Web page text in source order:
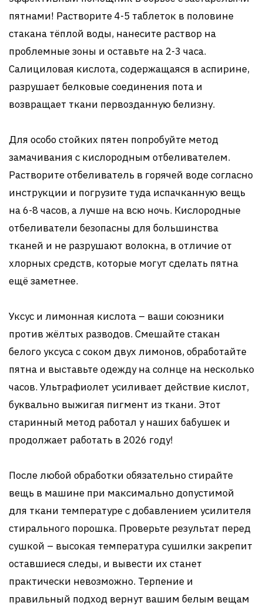
пятнами! Растворите 4-5 таблеток в половине
стакана тёплой воды, нанесите раствор на
проблемные зоны и оставьте на 2-3 часа.
Салициловая кислота, содержащаяся в аспирине,
разрушает белковые соединения пота и
возвращает ткани первозданную белизну.
Для особо стойких пятен попробуйте метод
замачивания с кислородным отбеливателем.
Растворите отбеливатель в горячей воде согласно
инструкции и погрузите туда испачканную вещь
на 6-8 часов, а лучше на всю ночь. Кислородные
отбеливатели безопасны для большинства
тканей и не разрушают волокна, в отличие от
хлорных средств, которые могут сделать пятна
ещё заметнее.
Уксус и лимонная кислота – ваши союзники
против жёлтых разводов. Смешайте стакан
белого уксуса с соком двух лимонов, обработайте
пятна и выставьте одежду на солнце на несколько
часов. Ультрафиолет усиливает действие кислот,
буквально выжигая пигмент из ткани. Этот
старинный метод работал у наших бабушек и
продолжает работать в 2026 году!
После любой обработки обязательно стирайте
вещь в машине при максимально допустимой
для ткани температуре с добавлением усилителя
стирального порошка. Проверьте результат перед
сушкой – высокая температура сушилки закрепит
оставшиеся следы, и вывести их станет
практически невозможно. Терпение и
правильный подход вернут вашим белым вещам